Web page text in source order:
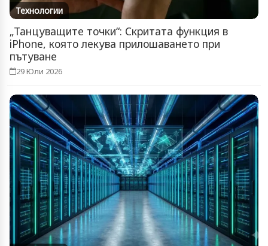
Технологии
„Танцуващите точки“: Скритата функция в
iPhone, която лекува прилошаването при
пътуване
29 Юли 2026